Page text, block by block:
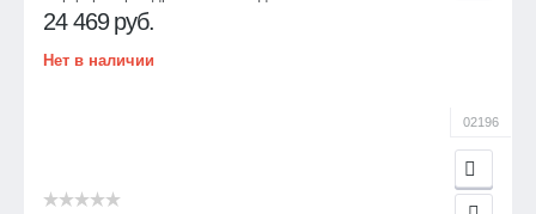
24 469 руб.
Нет в наличии
02196